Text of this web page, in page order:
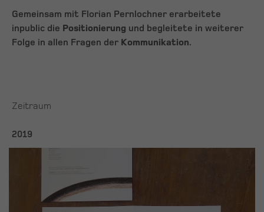
Gemeinsam mit Florian Pernlochner erarbeitete
inpublic die Positionierung und begleitete in weiterer
Folge in allen Fragen der Kommunikation.
Zeitraum
2019